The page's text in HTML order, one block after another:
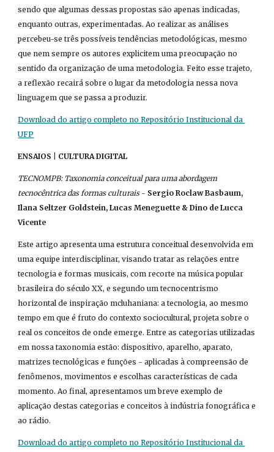
sendo que algumas dessas propostas são apenas indicadas,
enquanto outras, experimentadas. Ao realizar as análises
percebeu-se três possíveis tendências metodológicas, mesmo
que nem sempre os autores explicitem uma preocupação no
sentido da organização de uma metodologia. Feito esse trajeto,
a reflexão recairá sobre o lugar da metodologia nessa nova
linguagem que se passa a produzir.
Download do artigo completo no Repositório Institucional da
UFP
ENSAIOS | CULTURA DIGITAL
TECNOMPB: Taxonomia conceitual para uma abordagem
tecnocêntrica das formas culturais - Sergio Roclaw Basbaum,
Ilana Seltzer Goldstein, Lucas Meneguette & Dino de Lucca
Vicente
Este artigo apresenta uma estrutura conceitual desenvolvida em
uma equipe interdisciplinar, visando tratar as relações entre
tecnologia e formas musicais, com recorte na música popular
brasileira do século XX, e segundo um tecnocentrismo
horizontal de inspiração mcluhaniana: a tecnologia, ao mesmo
tempo em que é fruto do contexto sociocultural, projeta sobre o
real os conceitos de onde emerge. Entre as categorias utilizadas
em nossa taxonomia estão: dispositivo, aparelho, aparato,
matrizes tecnológicas e funções - aplicadas à compreensão de
fenômenos, movimentos e escolhas características de cada
momento. Ao final, apresentamos um breve exemplo de
aplicação destas categorias e conceitos à indústria fonográfica e
ao rádio.
Download do artigo completo no Repositório Institucional da